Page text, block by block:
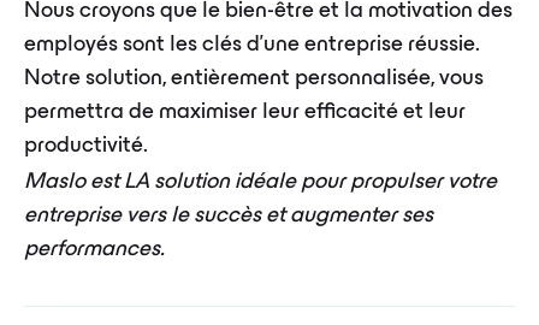
Nous croyons que le bien-être et la motivation des
employés sont les clés d'une entreprise réussie.
Notre solution, entièrement personnalisée, vous
permettra de maximiser leur efficacité et leur
productivité.
Maslo est LA solution idéale pour propulser votre
entreprise vers le succès et augmenter ses
performances.